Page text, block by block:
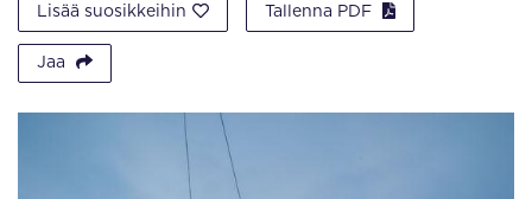
Lisää suosikkeihin Tallenna PDF
Jaa